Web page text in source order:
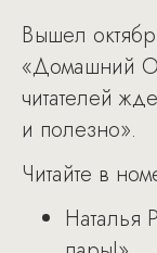
Вышел
«Домашний
читателей
и полезно».
Читайте в
Наталья